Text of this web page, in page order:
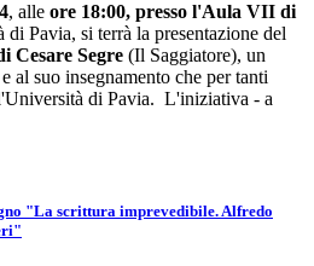
, alle ore 18:00, presso l'Aula VII di
Pavia, si terrà la presentazione del
Cesare Segre (Il Saggiatore), un
al suo insegnamento che per tanti
di Pavia. L'iniziativa - a
"La scrittura imprevedibile. Alfredo